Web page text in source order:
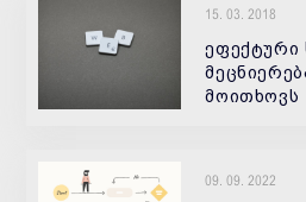
15. 03. 2018
ეფექტური
Analytics
09. 09. 2022